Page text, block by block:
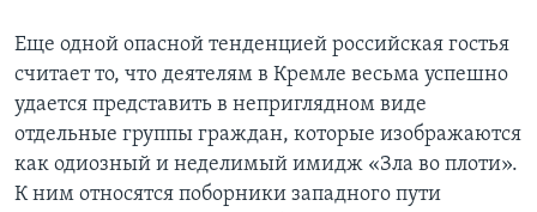
Еще одной опасной тенденцией российская гостья
считает то, что деятелям в Кремле весьма успешно
удается представить в неприглядном виде
отдельные группы граждан, которые изображаются
как одиозный и неделимый имидж «Зла во плоти».
К ним относятся поборники западного пути